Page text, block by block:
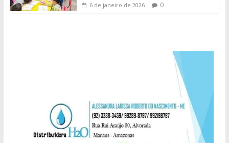
6 de janeiro de 2026 0